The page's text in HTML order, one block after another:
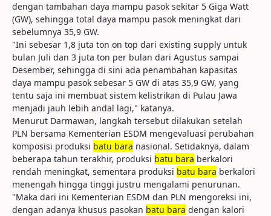
dengan tambahan daya mampu pasok sekitar 5 Giga Watt
(GW), sehingga total daya mampu pasok meningkat dari
sebelumnya 35,9 GW.
"Ini sebesar 1,8 juta ton on top dari existing supply untuk
bulan Juli dan 3 juta ton per bulan dari Agustus sampai
Desember, sehingga di sini ada penambahan kapasitas
daya mampu pasok sebesar 5 GW di atas 35,9 GW, yang
tentu saja ini membuat sistem kelistrikan di Pulau Jawa
menjadi jauh lebih andal lagi," katanya.
Menurut Darmawan, langkah tersebut dilakukan setelah
PLN bersama Kementerian ESDM mengevaluasi perubahan
komposisi produksi batu bara nasional. Setidaknya, dalam
beberapa tahun terakhir, produksi batu bara berkalori
rendah meningkat, sementara produksi batu bara berkalori
menengah hingga tinggi justru mengalami penurunan.
"Maka dari ini Kementerian ESDM dan PLN mengoreksi ini,
dengan adanya khusus pasokan batu bara dengan kalori